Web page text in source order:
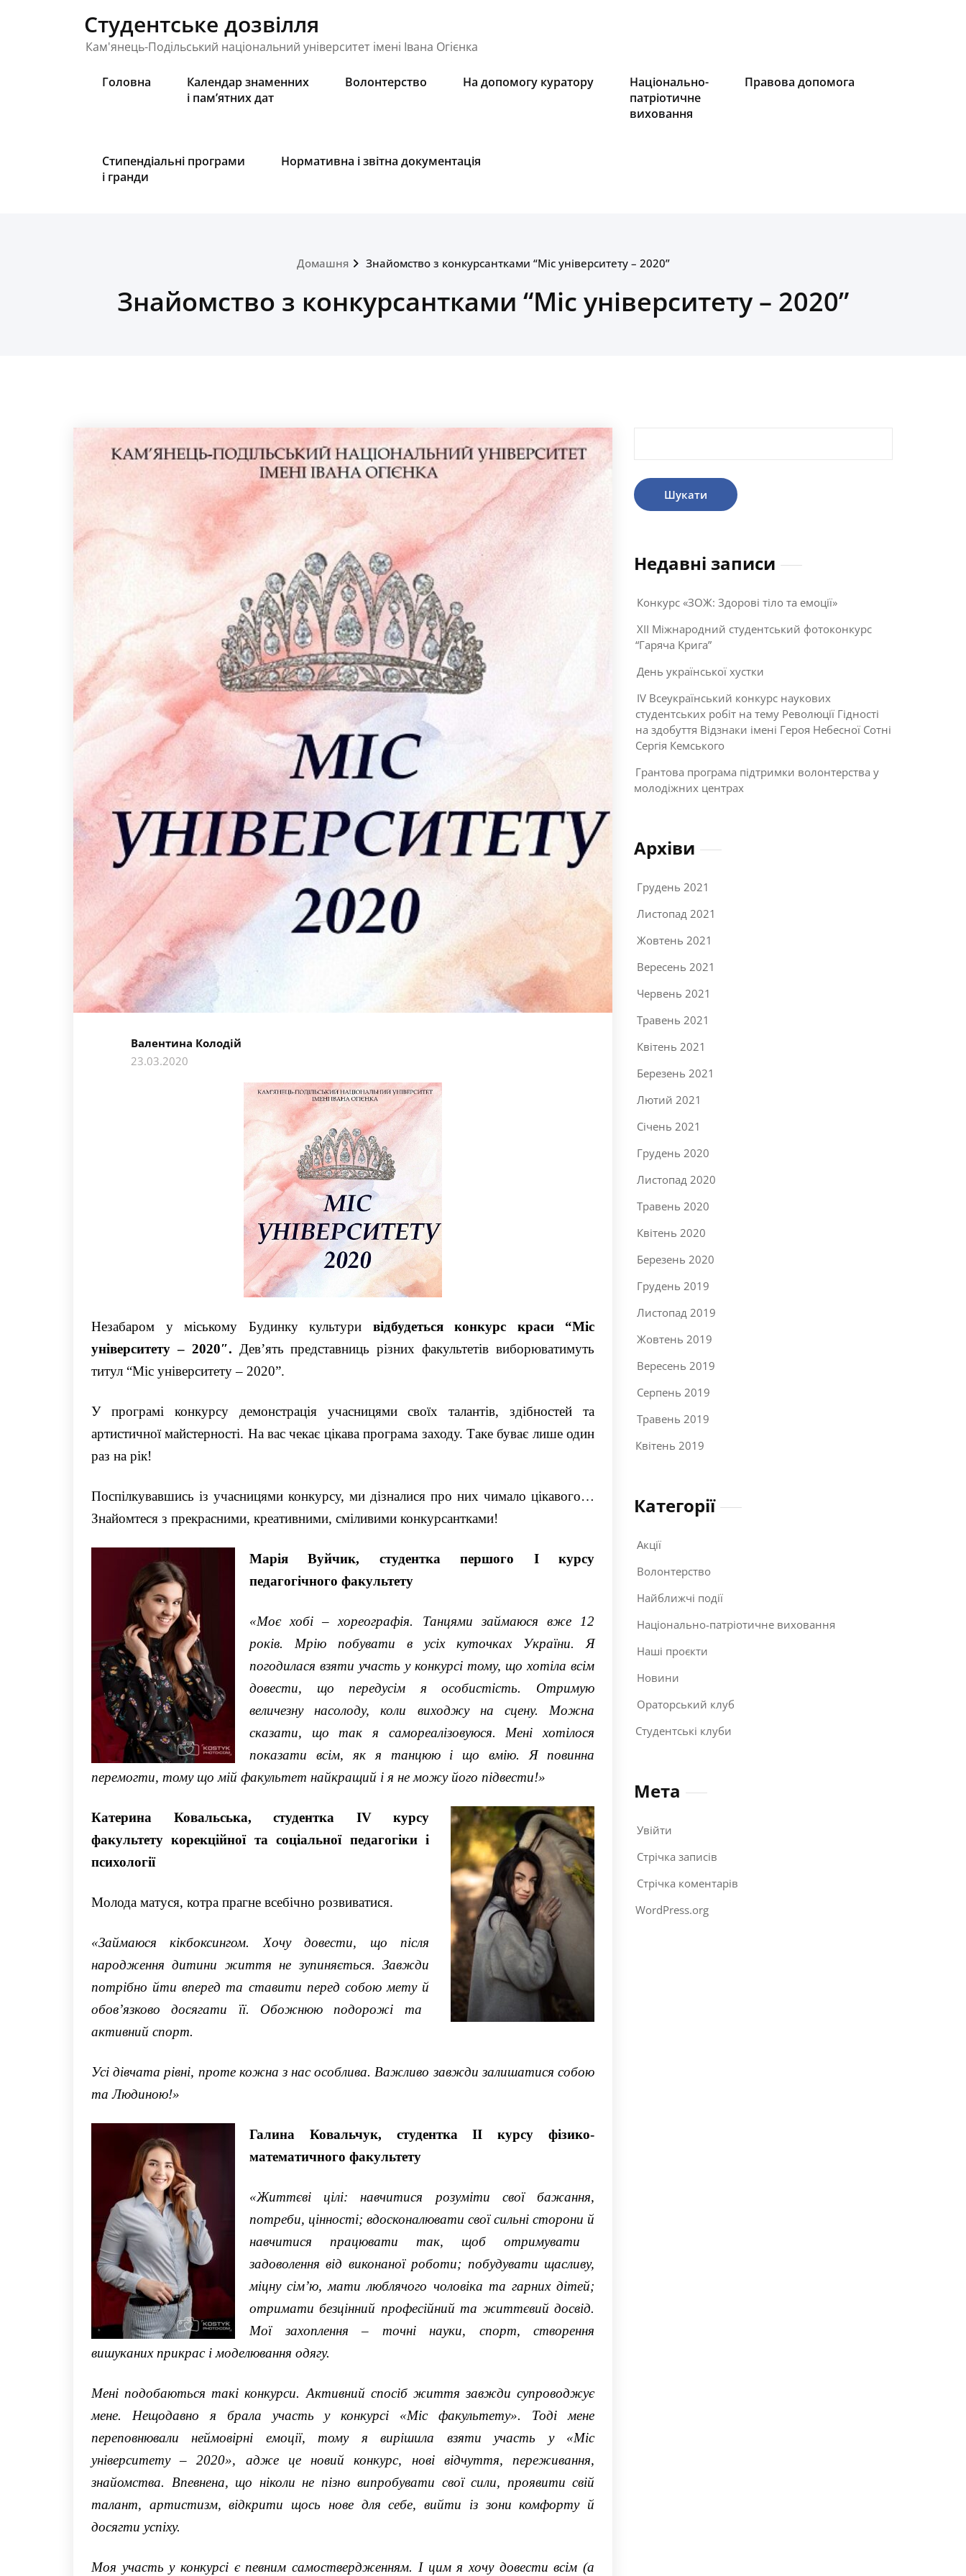
Студентське дозвілля
Кам'янець-Подільський національний університет імені Івана Огієнка
Головна
Календар знаменних
і пам’ятних дат
Волонтерство На допомогу куратору
Національно-
патріотичне
виховання
Правова допомога
Стипендіальні програми
і гранди
Нормативна і звітна документація
Домашня Знайомство з конкурсантками “Міс університету – 2020”
Знайомство з конкурсантками “Міс університету – 2020”
Валентина Колодій
23.03.2020
Незабаром у міському Будинку культури відбудеться конкурс краси “Міс
університету – 2020″. Дев’ять представниць різних факультетів виборюватимуть
титул “Міс університету – 2020”.
У програмі конкурсу демонстрація учасницями своїх талантів, здібностей та
артистичної майстерності. На вас чекає цікава програма заходу. Таке буває лише один
раз на рік!
Поспілкувавшись із учасницями конкурсу, ми дізналися про них чимало цікавого…
Знайомтеся з прекрасними, креативними, сміливими конкурсантками!
МаріяВуйчик,
студентка першого І курсу
педагогічного факультету
«Моє хобі–хореографія. Танцямизаймаюся вже 12
років.
Мрію побувати в усіх куточках України.
Я
погодилася взяти участь уконкурсі тому, що хотіла всім
довести, що передусім яособистість.
Отримую
величезну насолоду,коли виходжу на сцену. Можна
сказати, що так я самореалізовуюся. Мені хотілося
показати всім, як я танцюю і що вмію.
Я повинна
перемогти, тому що мій факультет найкращий і я не можу його підвести!»
Катерина Ковальська, студентка IV
курсу
факультетукорекційної та соціальної педагогіки і
психології
Молода матуся, котра прагне всебічно розвиватися.
«Займаюся кікбоксингом. Хочудовести, що після
народження дитини життя не зупиняється. Завжди
потрібно йтивперед та ставити перед собоюмету й
обов’язково досягати її. Обожнюю подорожі та
активний спорт.
Усі дівчата рівні, протекожна з нас особлива. Важливо завждизалишатися собою
та Людиною!»
Галина Ковальчук, студентка ІІ курсуфізико-
математичного факультету
«Життєві цілі: навчитися розуміти свої бажання,
потреби, цінності; вдосконалювати свої сильні сторони й
навчитися працювати так, щоб отримувати
задоволення від виконаної роботи; побудувати щасливу,
міцну сім’ю, мати люблячого чоловіка та гарнихдітей;
отримати безцінний професійний та життєвий досвід.
Мої захоплення– точні науки, спорт, створення
вишуканих прикрас і моделювання одягу.
Мені подобаютьсятакіконкурси. Активний спосіб життя завжди супроводжує
мене. Нещодавно я брала участь у конкурсі «Міс факультету». Тодімене
переповнювали неймовірні емоції, тому я вирішила взяти участь у «Міс
університету– 2020», адже ценовийконкурс, нові відчуття, переживання,
знайомства. Впевнена, що ніколи не пізно випробувати свої сили, проявити свій
талант, артистизм,відкрити щось новедля себе,вийти із зони комфорту й
досягти успіху.
Моя участь у конкурсі є певним самоствердженням. І цим я хочу довестивсім(а
Недавні записи
Конкурс «ЗОЖ: Здорові тіло та емоції»
XII Міжнародний студентський фотоконкурс
“Гаряча Крига”
День української хустки
IV Всеукраїнський конкурс наукових
студентських робіт на тему Революції Гідності
на здобуття Відзнаки імені Героя Небесної Сотні
Сергія Кемського
Грантова програма підтримки волонтерства у
молодіжних центрах
Архіви
Грудень 2021
Листопад 2021
Жовтень 2021
Вересень 2021
Червень 2021
Травень 2021
Квітень 2021
Березень 2021
Лютий 2021
Січень 2021
Грудень 2020
Листопад 2020
Травень 2020
Квітень 2020
Березень 2020
Грудень 2019
Листопад 2019
Жовтень 2019
Вересень 2019
Серпень 2019
Травень 2019
Квітень 2019
Категорії
Акції
Волонтерство
Найближчі події
Національно-патріотичне виховання
Наші проєкти
Новини
Ораторський клуб
Студентські клуби
Мета
Увійти
Стрічка записів
Стрічка коментарів
WordPress.org